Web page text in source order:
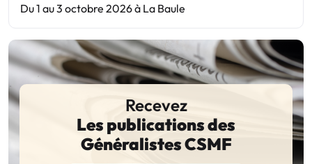
Du 1 au 3 octobre 2026 à La Baule
Recevez
Les publications des
Généralistes CSMF